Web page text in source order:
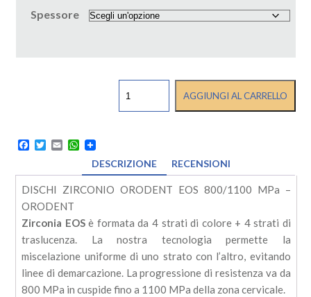
Spessore
ZIRCONIO
ORODENT
800/1100
MPa
-
ORODENT
quantità
AGGIUNGI AL CARRELLO
Facebook
TwitterEmailWhatsApp
DESCRIZIONE
RECENSIONI
DISCHI ZIRCONIO ORODENT EOS 800/1100 MPa –
ORODENT
Zirconia EOSè formata da 4 strati di colore + 4 strati di
traslucenza. La nostra tecnologia permette la
miscelazione uniforme di uno strato con l’altro, evitando
linee di demarcazione. La progressione di resistenza va da
800 MPa in cuspide fino a 1100 MPa della zona cervicale.